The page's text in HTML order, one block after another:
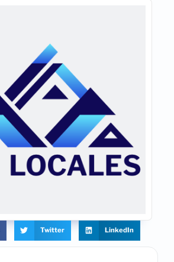
Twitter LinkedIn